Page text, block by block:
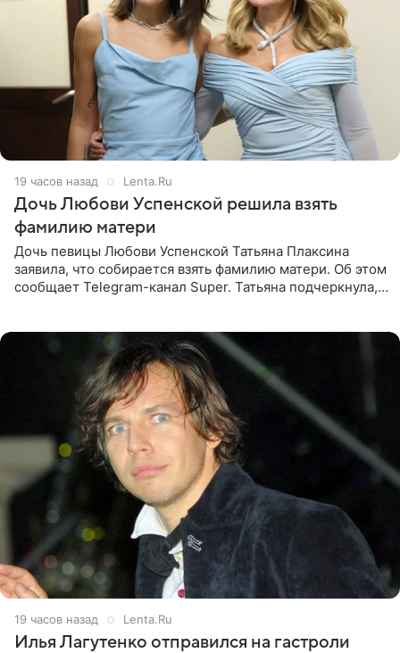
19 часов назад Lenta.Ru
Дочь Любови Успенской решила взять
фамилию матери
Дочь певицы Любови Успенской Татьяна Плаксина
заявила, что собирается взять фамилию матери. Об этом
сообщает Telegram-канал Super. Татьяна подчеркнула,
19 часов назад Lenta.Ru
Илья Лагутенко отправился на гастроли